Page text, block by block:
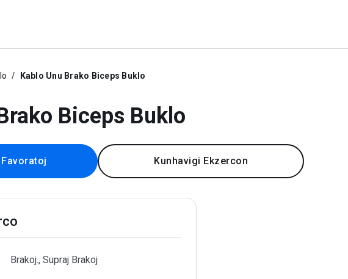
Kablo Unu Brako Biceps Buklo
Biceps Buklo
Kunhavigi Ekzercon
Brakoj., Supraj Brakoj